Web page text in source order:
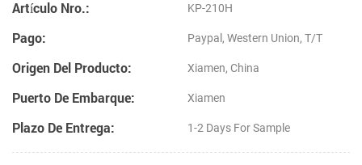
Artículo Nro.: KP-210H
Pago: Paypal, Western Union, T/T
Origen Del Producto: Xiamen, China
Puerto De Embarque: Xiamen
Plazo De Entrega: 1-2 Days For Sample